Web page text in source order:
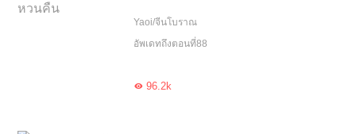
Yaoi/จีนโบราณ
อัพเดทถึงตอนที่88
96.2k